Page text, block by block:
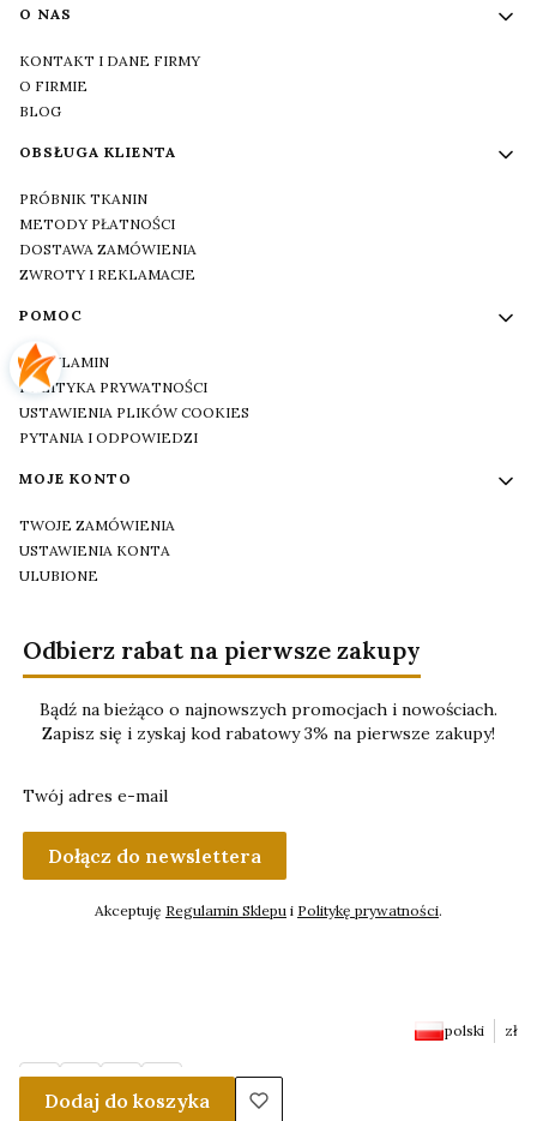
Linki w stopce
O NAS
KONTAKT I DANE FIRMY
O FIRMIE
BLOG
OBSŁUGA KLIENTA
PRÓBNIK TKANIN
METODY PŁATNOŚCI
DOSTAWA ZAMÓWIENIA
ZWROTY I REKLAMACJE
POMOC
REGULAMIN
POLITYKA PRYWATNOŚCI
USTAWIENIA PLIKÓW COOKIES
PYTANIA I ODPOWIEDZI
MOJE KONTO
TWOJE ZAMÓWIENIA
USTAWIENIA KONTA
ULUBIONE
Odbierz rabat na pierwsze zakupy
Bądź na bieżąco o najnowszych promocjach i nowościach.
Zapisz się i zyskaj kod rabatowy 3% na pierwsze zakupy!
Twój adres e-mail
Dołącz do newslettera
Akceptuję Regulamin Sklepu i Politykę prywatności.
polski zł
Dodaj do koszyka